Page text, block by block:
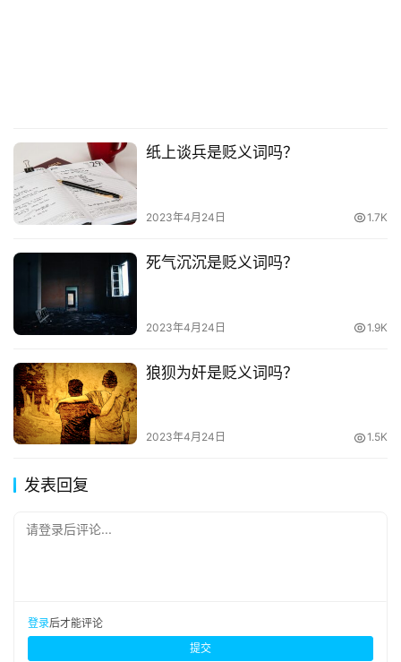
纸上谈兵是贬义词吗？
2023年4月24日 1.7K
死气沉沉是贬义词吗？
2023年4月24日 1.9K
狼狈为奸是贬义词吗？
2023年4月24日 1.5K
发表回复
请登录后评论...
登录后才能评论
提交